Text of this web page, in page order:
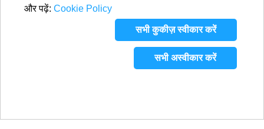
और पढ़ें: Cookie Policy
सभी कुकीज़ स्वीकार करें
सभी अस्वीकार करें